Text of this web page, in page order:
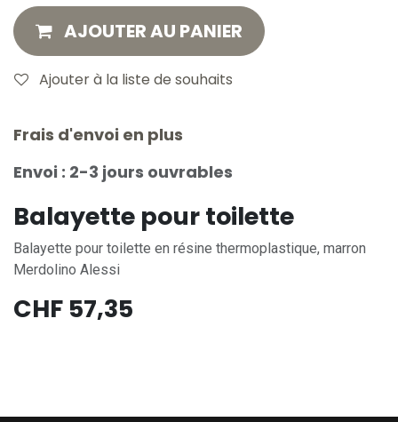
AJOUTER AU PANIER
Ajouter à la liste de souhaits
Frais d'envoi en plus
Envoi : 2-3 jours ouvrables
Balayette pour toilette
Balayette pour toilette en résine thermoplastique, marron
Merdolino Alessi
CHF 57,35